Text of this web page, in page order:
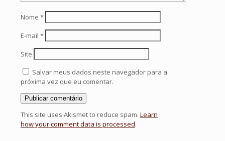
Nome *
E-mail *
Site
Salvar meus dados neste navegador para a
próxima vez que eu comentar.
This site uses Akismet to reduce spam. Learn
how your comment data is processed.